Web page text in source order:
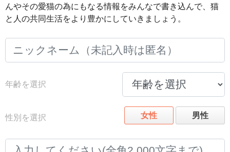
んやその愛猫の為にもなる情報をみんなで書き込んで、猫
と人の共同生活をより豊かにしていきましょう。
年齢を選択
性別を選択 女性 男性